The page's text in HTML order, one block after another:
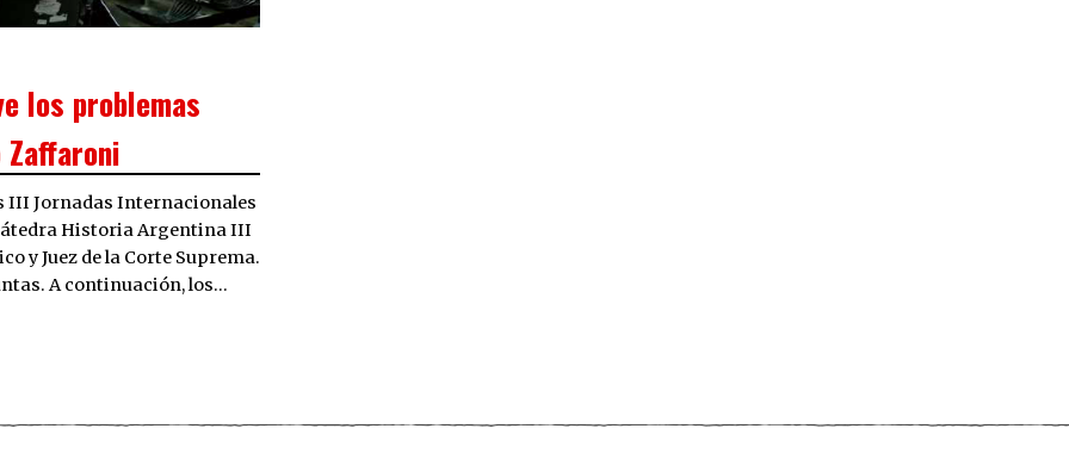
los problemas
Zaffaroni
III Jornadas Internacionales
Historia Argentina III
y Juez de la Corte Suprema.
A continuación, los…